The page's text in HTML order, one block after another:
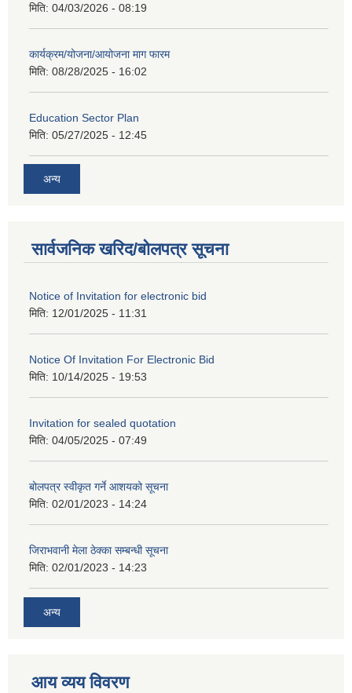
मिति: 04/03/2026 - 08:19
कार्यक्रम/योजना/आयोजना माग फारम
मिति: 08/28/2025 - 16:02
Education Sector Plan
मिति: 05/27/2025 - 12:45
अन्य
सार्वजनिक खरिद/बोलपत्र सूचना
Notice of Invitation for electronic bid
मिति: 12/01/2025 - 11:31
Notice Of Invitation For Electronic Bid
मिति: 10/14/2025 - 19:53
Invitation for sealed quotation
मिति: 04/05/2025 - 07:49
बोलपत्र स्वीकृत गर्ने आशयको सूचना
मिति: 02/01/2023 - 14:24
जिराभवानी मेला ठेक्का सम्बन्धी सूचना
मिति: 02/01/2023 - 14:23
अन्य
आय व्यय विवरण